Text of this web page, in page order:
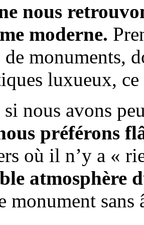
nous
moderne.
monuments,
luxueux, ce
nous avons
préférons
où il n’y a «
atmosphère
monument sans